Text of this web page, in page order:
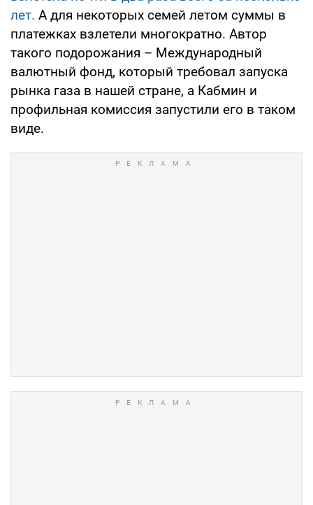
лет. А для некоторых семей летом суммы в
платежках взлетели многократно. Автор
такого подорожания – Международный
валютный фонд, который требовал запуска
рынка газа в нашей стране, а Кабмин и
профильная комиссия запустили его в таком
виде.